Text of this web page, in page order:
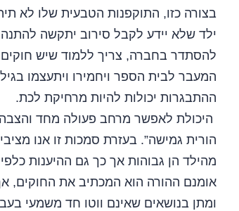
בצורה כזו, התוקפנות הטבעית שלו לא
ילד שלא יידע לקבל סירוב יתקשה
להסתדר בחברה, צריך ללמוד שיש חוקים
המעבר לבית הספר ויחמירו ויתעצמו
ההתבגרות יכולות להיות מרחיקת לכת.
היכולת לאפשר מרחב פעולה מחד והצבה
הורית גמישה”. בעזרת סמכות זו אנו
מהילד הן גבוהות אך כך גם ההיענות
אומנם ההורה הוא המכתיב את החוקים,
ומתן בנושאים שאינם ווטו חד משמעי